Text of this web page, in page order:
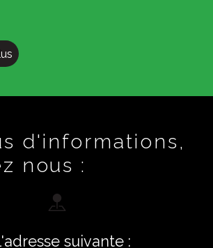
d'informations,
nous :
suivante :